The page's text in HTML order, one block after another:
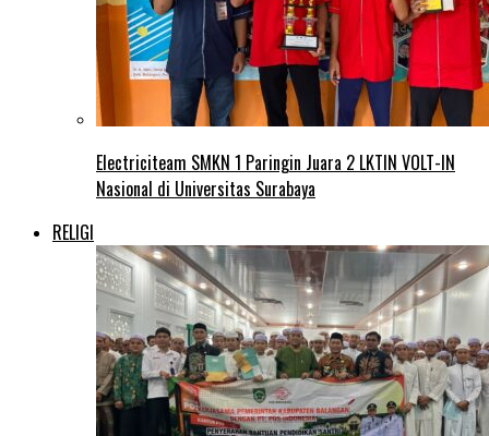
Electriciteam SMKN 1 Paringin Juara 2 LKTIN VOLT-IN
Nasional di Universitas Surabaya
RELIGI